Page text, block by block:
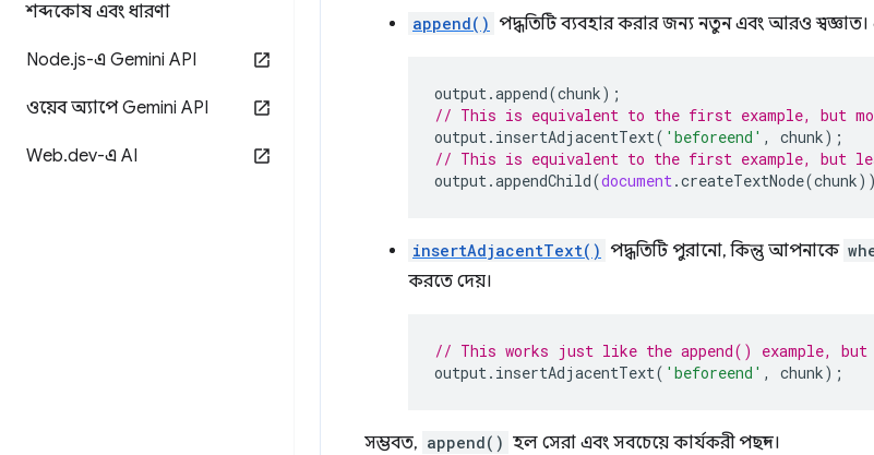
শব্দকোষ এবং ধারণা
Node.js-এ Gemini API
ওয়েব অ্যাপে Gemini API
Web.dev-এ AI
append() পদ্ধতিটি ব্যবহার করার জন্য নতুন এবং আরও
output.append(chunk);
// This is equivalent to the first example, but
output. insertAdjacentText( 'beforeend' , chunk);
// This is equivalent to the first example, but
output.appendChild(document.createTextNode(chunk
insertAdjacentText() পদ্ধতিটি পুরানো, কিন্তু আপনাকে
করতে দেয়।
// This works just like the append() example,
output. insertAdjacentText( 'beforeend' , chunk);
সম্ভবত, append() হল সেরা এবং সবচেয়ে কার্যকরী পছন্দ।